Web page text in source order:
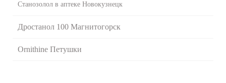
Станозолол в аптеке Новокузнецк
Дростанол 100 Магнитогорск
Ornithine Петушки